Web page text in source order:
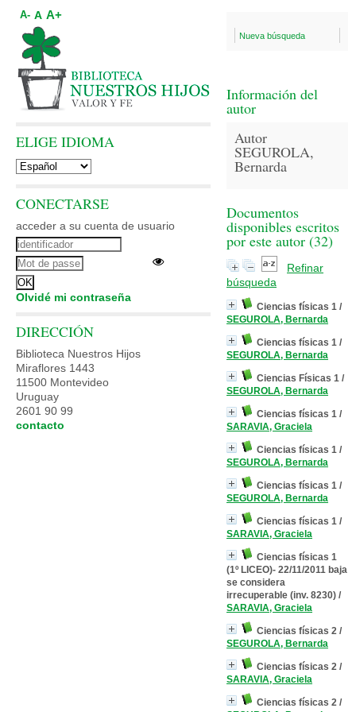
Nueva búsqueda
Información del
autor
Autor
SEGUROLA,
Bernarda
Documentos
disponibles escritos
por este autor (32)
Refinar
búsqueda
Ciencias físicas 1 /
SEGUROLA, Bernarda
Ciencias físicas 1 /
SEGUROLA, Bernarda
Ciencias Físicas 1 /
SEGUROLA, Bernarda
Ciencias físicas 1 /
SARAVIA, Graciela
Ciencias físicas 1 /
SEGUROLA, Bernarda
Ciencias físicas 1 /
SEGUROLA, Bernarda
Ciencias físicas 1 /
SARAVIA, Graciela
Ciencias físicas 1
(1º LICEO)- 22/11/2011 baja
se considera
irrecuperable (inv. 8230) /
SARAVIA, Graciela
Ciencias físicas 2 /
SEGUROLA, Bernarda
Ciencias físicas 2 /
SARAVIA, Graciela
Ciencias físicas 2 /
A- A A+
ELIGE IDIOMA
CONECTARSE
acceder a su cuenta de usuario
Olvidé mi contraseña
DIRECCIÓN
Biblioteca Nuestros Hijos
Miraflores 1443
11500 Montevideo
Uruguay
2601 90 99
contacto